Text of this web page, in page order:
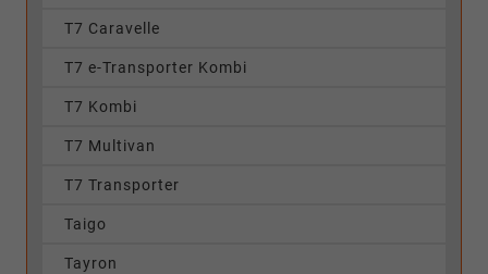
T7 Caravelle
T7 e-Transporter Kombi
T7 Kombi
T7 Multivan
T7 Transporter
Taigo
Tayron